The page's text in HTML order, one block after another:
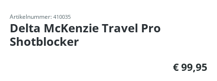
Artikelnummer: 410035
Delta McKenzie Travel Pro
Shotblocker
€ 99,95